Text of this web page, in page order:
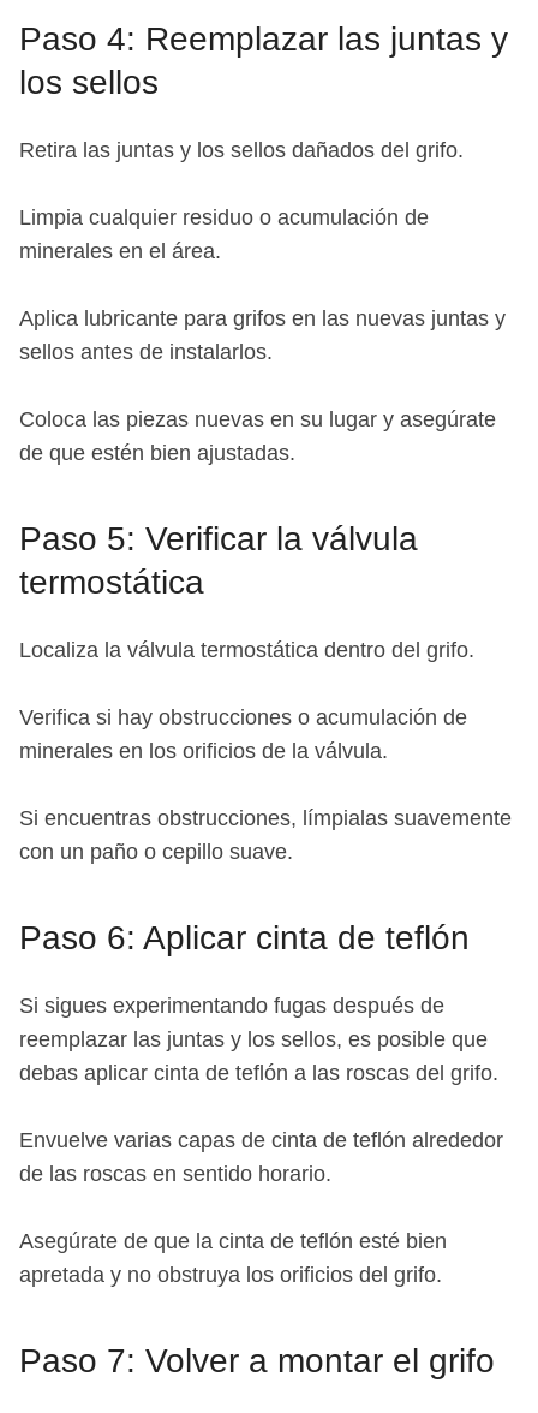
Paso 4: Reemplazar las juntas y
los sellos
Retira las juntas y los sellos dañados del grifo.
Limpia cualquier residuo o acumulación de
minerales en el área.
Aplica lubricante para grifos en las nuevas juntas y
sellos antes de instalarlos.
Coloca las piezas nuevas en su lugar y asegúrate
de que estén bien ajustadas.
Paso 5: Verificar la válvula
termostática
Localiza la válvula termostática dentro del grifo.
Verifica si hay obstrucciones o acumulación de
minerales en los orificios de la válvula.
Si encuentras obstrucciones, límpialas suavemente
con un paño o cepillo suave.
Paso 6: Aplicar cinta de teflón
Si sigues experimentando fugas después de
reemplazar las juntas y los sellos, es posible que
debas aplicar cinta de teflón a las roscas del grifo.
Envuelve varias capas de cinta de teflón alrededor
de las roscas en sentido horario.
Asegúrate de que la cinta de teflón esté bien
apretada y no obstruya los orificios del grifo.
Paso 7: Volver a montar el grifo